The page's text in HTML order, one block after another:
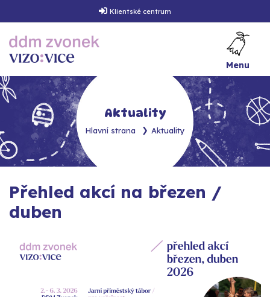
Klientské centrum
Menu
Aktuality
Hlavní strana Aktuality
Přehled akcí na březen /
duben